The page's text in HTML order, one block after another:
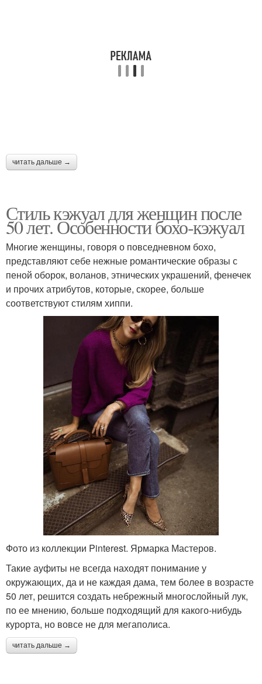
читать дальше →
Стиль кэжуал для женщин после
50 лет. Особенности бохо-кэжуал
Многие женщины, говоря о повседневном бохо,
представляют себе нежные романтические образы с
пеной оборок, воланов, этнических украшений, фенечек
и прочих атрибутов, которые, скорее, больше
соответствуют стилям хиппи.
Фото из коллекции Pinterest. Ярмарка Мастеров.
Такие ауфиты не всегда находят понимание у
окружающих, да и не каждая дама, тем более в возрасте
50 лет, решится создать небрежный многослойный лук,
по ее мнению, больше подходящий для какого-нибудь
курорта, но вовсе не для мегаполиса.
читать дальше →